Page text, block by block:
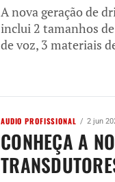
A nova geração de
inclui 2 tamanhos
de voz, 3 materiais
AUDIO PROFISSIONAL 2 jun
CONHEÇA A